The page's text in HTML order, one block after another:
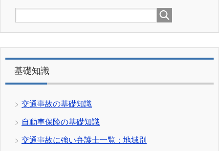
基礎知識
交通事故の基礎知識
自動車保険の基礎知識
交通事故に強い弁護士一覧：地域別